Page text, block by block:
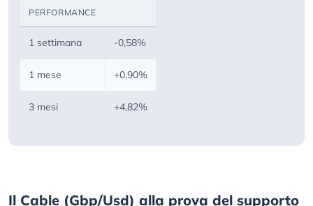
PERFORMANCE
1 settimana -0,58%
1 mese +0,90%
3 mesi +4,82%
Il Cable (Gbp/Usd) alla prova del supporto